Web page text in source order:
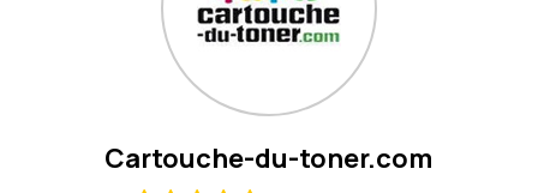
Cartouche-du-toner.com